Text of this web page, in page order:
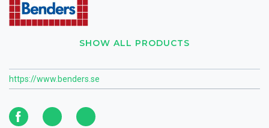
SHOW ALL PRODUCTS
https://www.benders.se